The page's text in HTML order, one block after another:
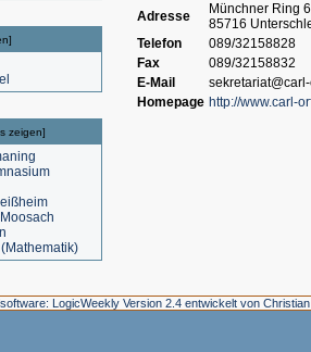
]
zeigen]
Adresse
Münchner Ring 6
85716
Telefon
089/32158828
Fax
089/32158832
E-Mail
Homepage http://www.carl-
LogicWeekly Version 2.4 entwickelt von